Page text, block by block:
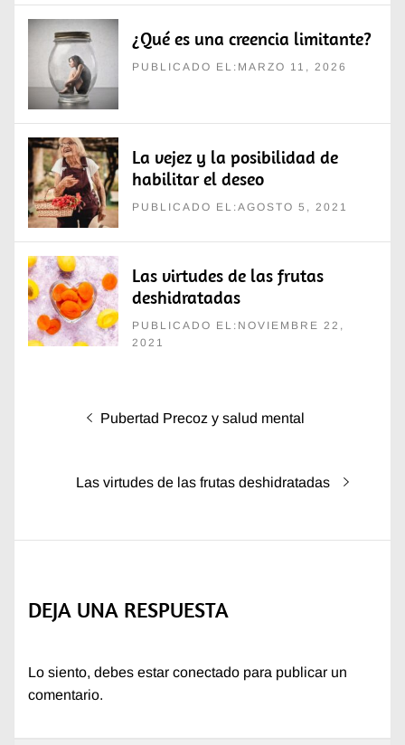
¿Qué es una creencia limitante?
PUBLICADO EL:MARZO 11, 2026
La vejez y la posibilidad de
habilitar el deseo
PUBLICADO EL:AGOSTO 5, 2021
Las virtudes de las frutas
deshidratadas
PUBLICADO EL:NOVIEMBRE 22,
2021
NavegaciónEntrada
Pubertad Precoz y salud mental
Entrada
Las virtudes de las frutas deshidratadas
DEJA UNA RESPUESTA
Lo siento, debes estar conectado para publicar un
comentario.